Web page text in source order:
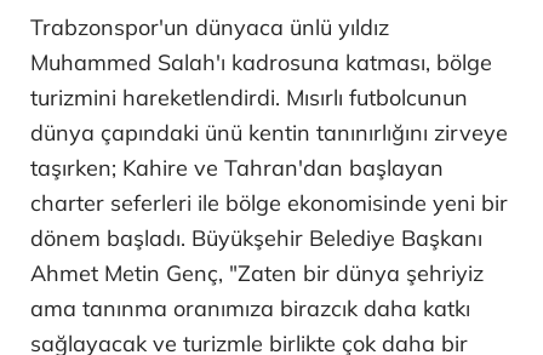
Trabzonspor'un dünyaca ünlü yıldız
Muhammed Salah'ı kadrosuna katması, bölge
turizmini hareketlendirdi. Mısırlı futbolcunun
dünya çapındaki ünü kentin tanınırlığını zirveye
taşırken; Kahire ve Tahran'dan başlayan
charter seferleri ile bölge ekonomisinde yeni bir
dönem başladı. Büyükşehir Belediye Başkanı
Ahmet Metin Genç, "Zaten bir dünya şehriyiz
ama tanınma oranımıza birazcık daha katkı
sağlayacak ve turizmle birlikte çok daha bir